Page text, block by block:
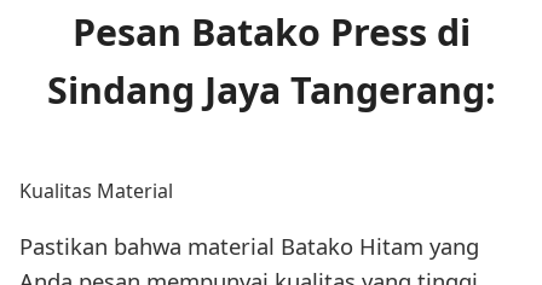
Pesan Batako Press di
Sindang Jaya Tangerang:
Kualitas Material
Pastikan bahwa material Batako Hitam yang